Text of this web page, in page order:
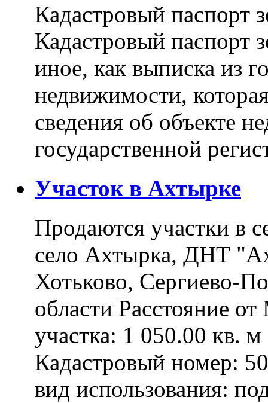
Кадастровый паспорт
Кадастровый паспорт
иное, как выписка из
недвижимости,
сведения об объекте
государственной
Участок в Ахтырке
Продаются участки в
село Ахтырка, ДНТ
Хотьково, Сергиево-
области Расстояние
участка: 1 050.00 кв.
Кадастровый номер:
вид использования: